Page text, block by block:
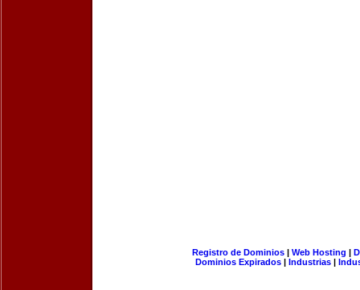
Registro de Dominios| Web Hosting |
Dominios Expirados | Industrias |